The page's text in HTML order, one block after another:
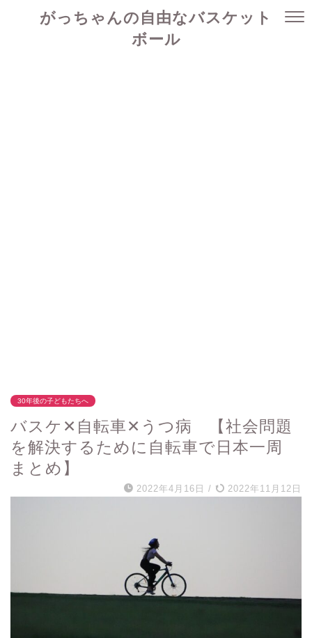
がっちゃんの自由なバスケット
ボール
30年後の子どもたちへ
バスケ✕自転車✕うつ病 【社会問題
を解決するために自転車で日本一周
まとめ】
2022年4月16日 / 2022年11月12日